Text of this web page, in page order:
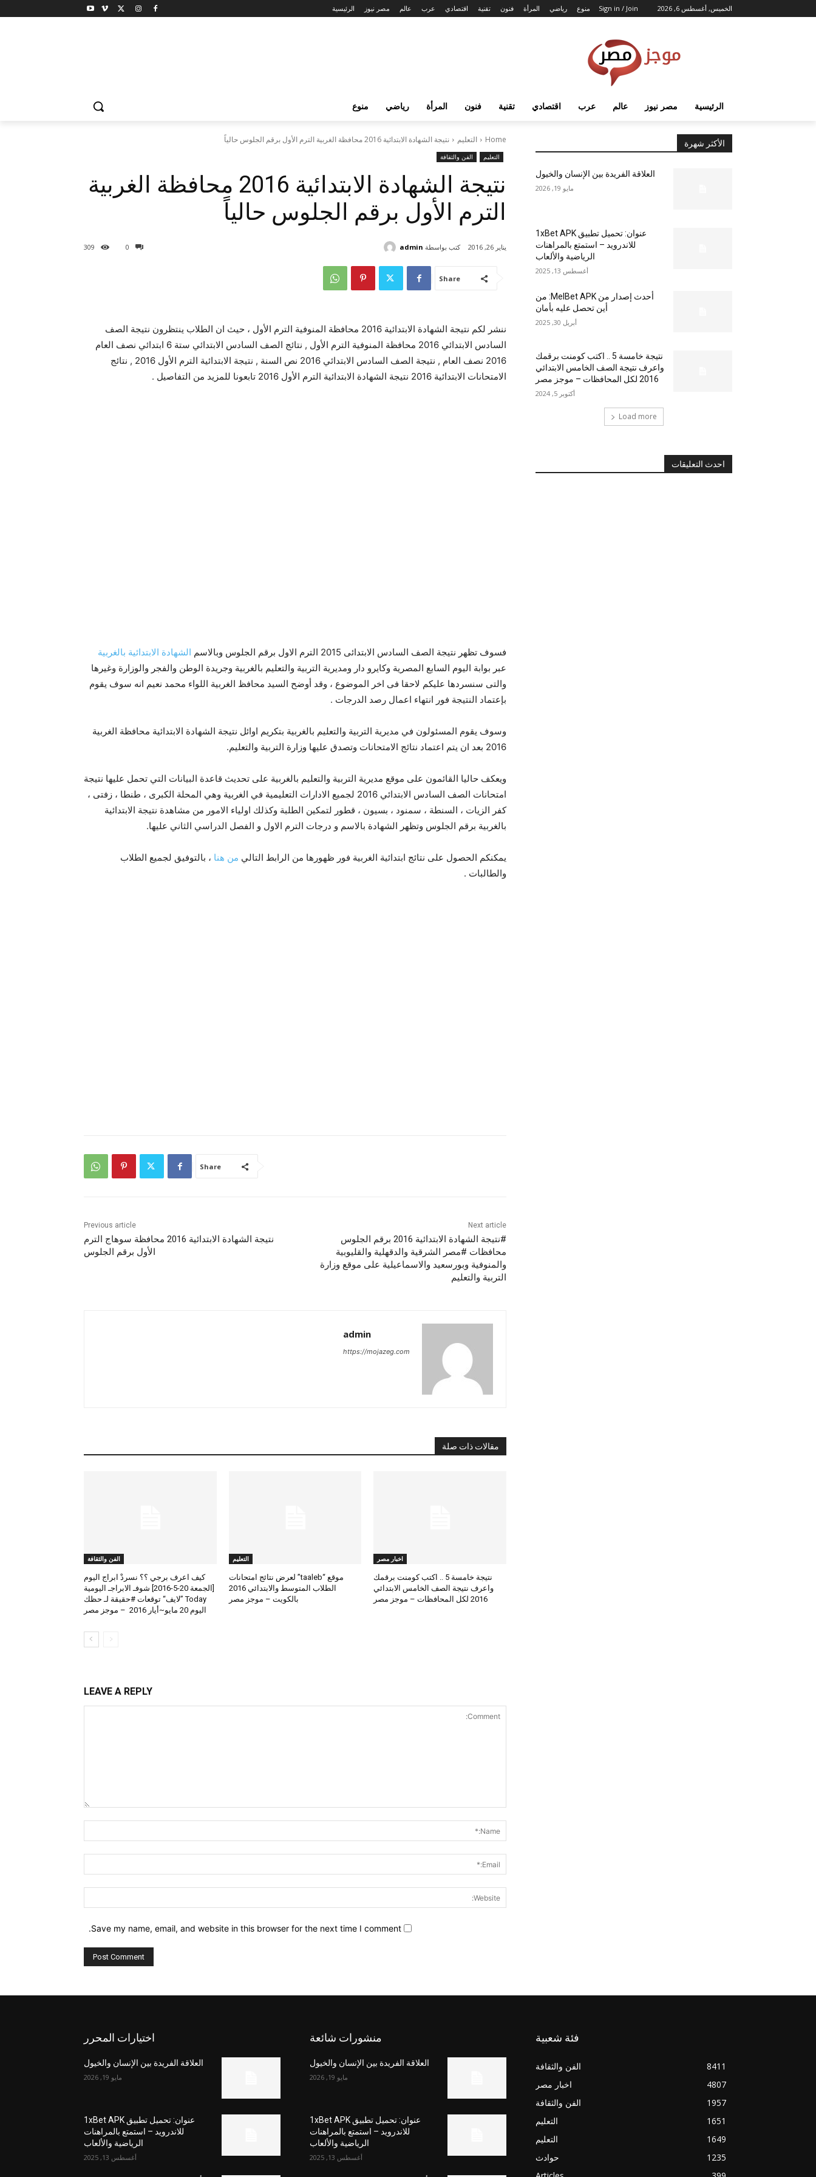
الخميس, أغسطس 6, 2026 Sign in / Join الرئيسية مصر نيوز عالم عرب اقتصادي تقنية فنون المرأة رياضي منوع
الرئيسية مصر نيوز عالم عرب اقتصادي تقنية فنون المرأة رياضي منوع
Home التعليم نتيجة الشهادة الابتدائية 2016 محافظة الغربية الترم الأول برقم الجلوس حالياً
التعليم الفن والثقافة
نتيجة الشهادة الابتدائية 2016 محافظة الغربية
الترم الأول برقم الجلوس حالياً
0
309 يناير 26, 2016 كتب بواسطة admin
Share
ننشر لكم نتيجة الشهادة الابتدائية 2016 محافظة المنوفية الترم الأول ، حيث ان الطلاب ينتظرون نتيجة الصف
السادس الابتدائي 2016 محافظة المنوفية الترم الأول , نتائج الصف السادس الابتدائي ستة 6 ابتدائي نصف العام
2016 نصف العام , نتيجة الصف السادس الابتدائي 2016 نص السنة , نتيجة الابتدائية الترم الأول 2016 , نتائج
الامتحانات الابتدائية 2016 نتيجة الشهادة الابتدائية الترم الأول 2016 تابعونا للمزيد من التفاصيل .
فسوف تظهر نتيجة الصف السادس الابتدائى 2015 الترم الاول برقم الجلوس وبالاسم
الشهادة الابتدائية بالغربية
عبر بوابة اليوم السابع المصرية وكايرو دار ومديرية التربية والتعليم بالغربية وجريدة الوطن والفجر والوزارة وغيرها
والتى سنسردها عليكم لاحقا فى اخر الموضوع ، وقد أوضح السيد محافظ الغربية اللواء محمد نعيم انه سوف يقوم
بإعتماد النتيجة فور انتهاء اعمال رصد الدرجات .
وسوف يقوم المسئولون في مديرية التربية والتعليم بالغربية بتكريم اوائل نتيجة الشهادة الابتدائية محافظة الغربية
2016 بعد ان يتم اعتماد نتائج الامتحانات وتصدق عليها وزارة التربية والتعليم.
ويعكف حاليا القائمون على موقع مديرية التربية والتعليم بالغربية على تحديث قاعدة البيانات التي تحمل عليها نتيجة
امتحانات الصف السادس الابتدائي 2016 لجميع الادارات التعليمية في الغربية وهي المحلة الكبرى ، طنطا ، زفتى ،
كفر الزيات ، السنطة ، سمنود ، بسيون ، قطور لتمكين الطلبة وكذلك اولياء الامور من مشاهدة نتيجة الابتدائية
بالغربية برقم الجلوس وتظهر الشهادة بالاسم و درجات الترم الاول و الفصل الدراسي الثاني عليها.
يمكنكم الحصول على نتائج ابتدائية الغربية فور ظهورها من الرابط التالي من هنا ، بالتوفيق لجميع الطلاب
والطالبات .
Share
Previous article
نتيجة الشهادة الابتدائية 2016 محافظة سوهاج الترم
الأول برقم الجلوس
Next article
#نتيجة الشهادة الابتدائية 2016 برقم الجلوس
محافظات #مصر الشرقية والدقهلية والقليوبية
والمنوفية وبورسعيد والاسماعيلية على موقع وزارة
التربية والتعليم
admin
https://mojazeg.com
مقالات ذات صلة
اخبار مصر
نتيجة خامسة 5 .. اكتب كومنت برقمك
واعرف نتيجة الصف الخامس الابتدائي
2016 لكل المحافظات – موجز مصر
التعليم
موقع “taaleb” لعرض نتائج امتحانات
الطلاب المتوسط والابتدائي 2016
بالكويت – موجز مصر
الفن والثقافة
كيف اعرف برجي ؟؟ نسردْ ابراج اليوم
[الجمعة 20-5-2016] شوفـ الابراجـ اليومية
Today ”لايف“ توقعات #حقيقة لـ حظك
اليوم 20 مايو~أيار 2016 – موجز مصر
LEAVE A REPLY
Save my name, email, and website in this browser for the next time I comment.
الأكثر شهرة
العلاقة الفريدة بين الإنسان والخيول
مايو 19, 2026
عنوان: تحميل تطبيق 1xBet APK
للاندرويد – استمتع بالمراهنات
الرياضية والألعاب
أغسطس 13, 2025
أحدث إصدار من MelBet APK: من
أين تحصل عليه بأمان
أبريل 30, 2025
نتيجة خامسة 5 .. اكتب كومنت برقمك
واعرف نتيجة الصف الخامس الابتدائي
2016 لكل المحافظات – موجز مصر
أكتوبر 5, 2024
Load more
احدث التعليقات
اختيارات المحرر
العلاقة الفريدة بين الإنسان والخيول
مايو 19, 2026
عنوان: تحميل تطبيق 1xBet APK
للاندرويد – استمتع بالمراهنات
الرياضية والألعاب
أغسطس 13, 2025
منشورات شائعة
العلاقة الفريدة بين الإنسان والخيول
مايو 19, 2026
عنوان: تحميل تطبيق 1xBet APK
للاندرويد – استمتع بالمراهنات
الرياضية والألعاب
أغسطس 13, 2025
فئة شعبية
الفن والثقافة
8411
اخبار مصر
4807
الفن والثقافة
1957
التعليم
1651
التعليم
1649
حوادث
1235